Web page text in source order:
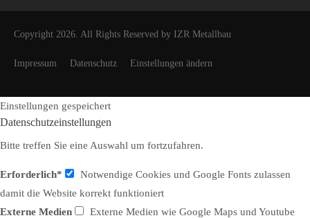
Copyright 2026. All Rights Reserved by IZR Metallbau
Impressum Datenschutz Einstellungen ändern
Einstellungen gespeichert
Datenschutzeinstellungen
Bitte treffen Sie eine Auswahl um fortzufahren.
Erforderlich*
Notwendige Cookies und Google Fonts zulassen
damit die Website korrekt funktioniert
Externe Medien
Externe Medien wie Google Maps und Youtube